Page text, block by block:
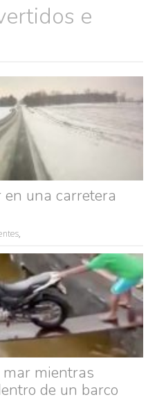
populares
guapas
e
una carretera
,
mientras
de un barco